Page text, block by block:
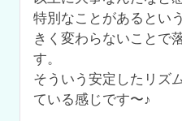
特別なことがあるとい
きく変わらないことで
す。
そういう安定したリズ
ている感じです〜♪